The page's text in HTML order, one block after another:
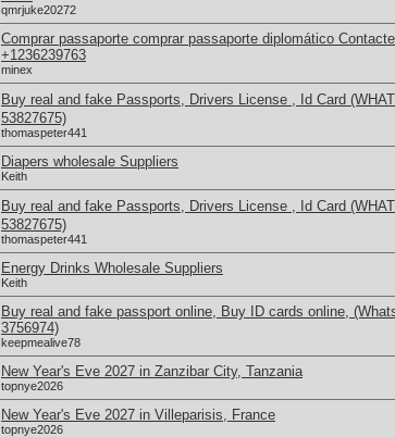
qmrjuke20272
Comprar passaporte comprar passaporte diplomático
+1236239763
minex
Buy real and fake Passports, Drivers License , Id Card
53827675)
thomaspeter441
Diapers wholesale Suppliers
Keith
Buy real and fake Passports, Drivers License , Id Card
53827675)
thomaspeter441
Energy Drinks Wholesale Suppliers
Keith
Buy real and fake passport online, Buy ID cards online,
3756974)
keepmealive78
New Year's Eve 2027 in Zanzibar City, Tanzania
topnye2026
New Year's Eve 2027 in Villeparisis, France
topnye2026